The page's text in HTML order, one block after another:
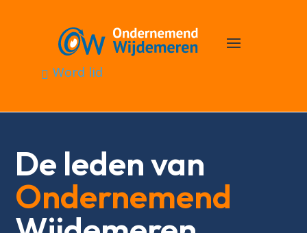
Word lid
De leden van
Ondernemend